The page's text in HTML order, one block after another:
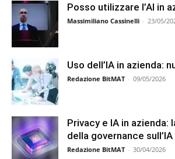
Posso utilizzare l’AI in
Massimiliano Cassinelli - 23/05/
Uso dell’IA in azienda:
Redazione BitMAT - 09/05/2026
Privacy e IA in azienda:
della governance sull’IA
Redazione BitMAT - 30/04/2026